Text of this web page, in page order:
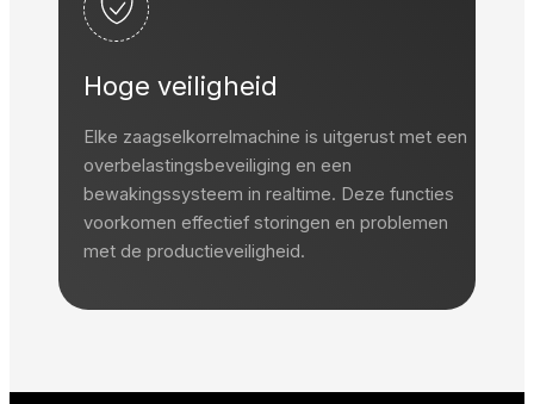
Hoge veiligheid
Elke zaagselkorrelmachine is uitgerust met een
overbelastingsbeveiliging en een
bewakingssysteem in realtime. Deze functies
voorkomen effectief storingen en problemen
met de productieveiligheid.